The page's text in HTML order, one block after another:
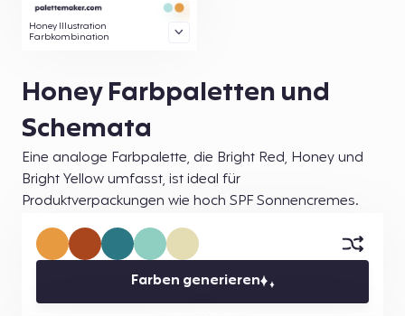
Honey Illustration
Farbkombination
Honey Farbpaletten und
Schemata
Eine analoge Farbpalette, die Bright Red, Honey und
Bright Yellow umfasst, ist ideal für
Produktverpackungen wie hoch SPF Sonnencremes.
Farben generieren